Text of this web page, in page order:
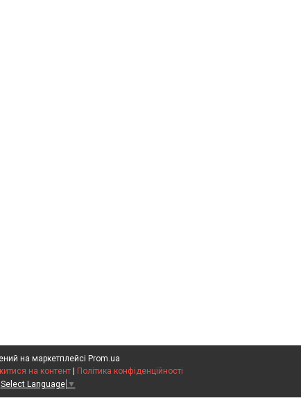
на маркетплейсі Prom.ua
на контент | Політика конфіденційності
Select Language ▼